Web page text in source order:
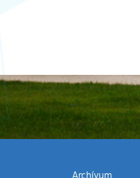
Archívum